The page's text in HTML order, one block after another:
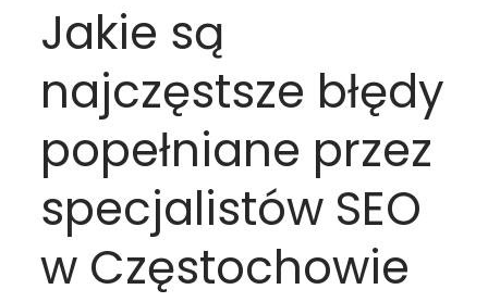
Jakie są
najczęstsze błędy
popełniane przez
specjalistów SEO
w Częstochowie